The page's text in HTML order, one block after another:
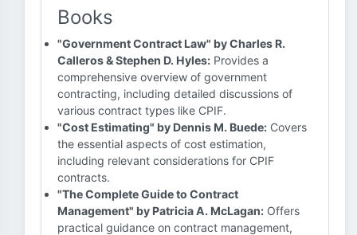
Books
"Government Contract Law" by Charles R.
Calleros & Stephen D. Hyles: Provides a
comprehensive overview of government
contracting, including detailed discussions of
various contract types like CPIF.
"Cost Estimating" by Dennis M. Buede: Covers
the essential aspects of cost estimation,
including relevant considerations for CPIF
contracts.
"The Complete Guide to Contract
Management" by Patricia A. McLagan: Offers
practical guidance on contract management,